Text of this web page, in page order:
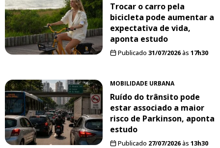
Trocar o carro pela
bicicleta pode aumentar a
expectativa de vida,
aponta estudo
Publicado 31/07/2026às 17h30
MOBILIDADE URBANA
Ruído do trânsito pode
estar associado a maior
risco de Parkinson, aponta
estudo
Publicado 27/07/2026às 13h30